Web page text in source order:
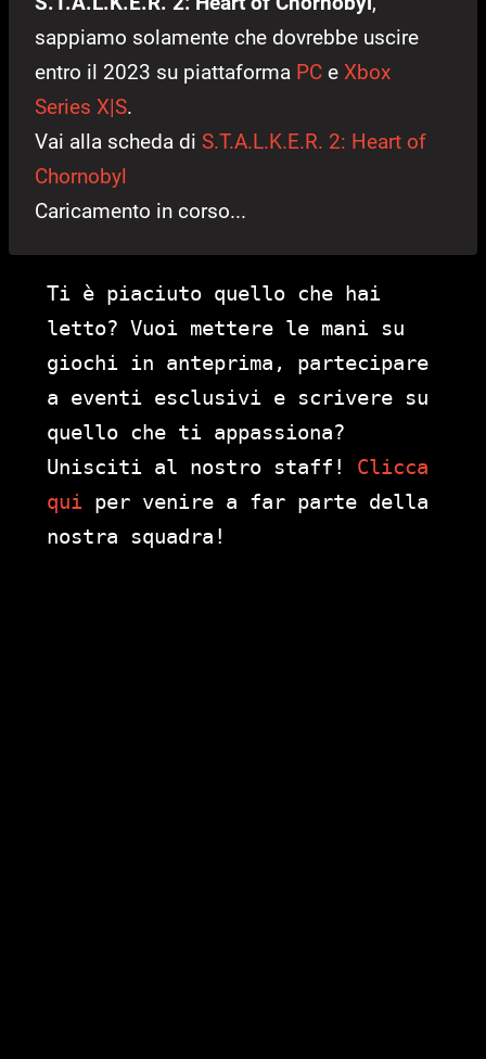
sappiamo solamente che dovrebbe uscire
entro il 2023 su piattaforma PC e Xbox
Series X|S.
Vai alla scheda di S.T.A.L.K.E.R. 2: Heart of
Chornobyl
Caricamento in corso...
Ti è piaciuto quello che hai
letto? Vuoi mettere le mani su
giochi in anteprima, partecipare
a eventi esclusivi e scrivere su
quello che ti appassiona?
Unisciti al nostro staff! Clicca
qui per venire a far parte della
nostra squadra!